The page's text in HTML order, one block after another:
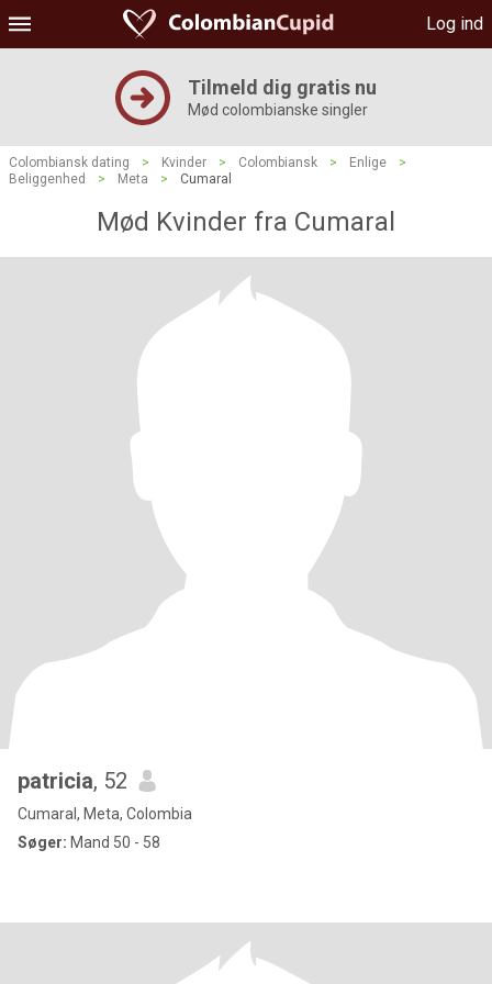
Log ind
Tilmeld dig gratis nu
Mød colombianske singler
Colombiansk dating > Kvinder > Colombiansk > Enlige
>
Beliggenhed
> Meta > Cumaral
Mød Kvinder fra Cumaral
patricia, 52
Cumaral, Meta, Colombia
Søger: Mand 50 - 58